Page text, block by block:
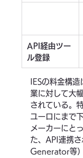
API経由ツー
ル登録
IESの料金構
業に対して大
されている。
ユーロにまで
メーカーにと
た、API連携
Generator等